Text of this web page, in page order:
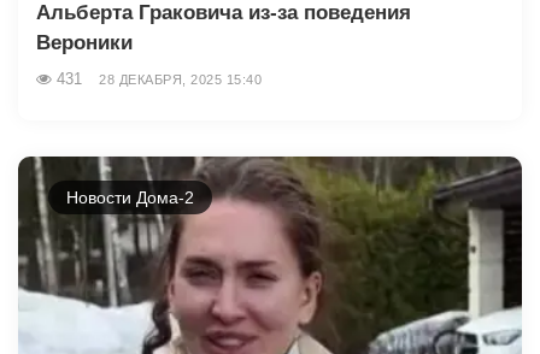
Альберта Граковича из-за поведения
Вероники
431 28 ДЕКАБРЯ, 2025 15:40
Новости Дома-2